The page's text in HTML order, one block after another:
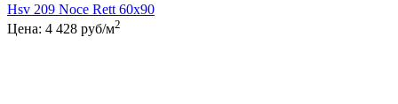
Hsv 209 Noce Rett 60x90
Цена: 4 428 руб/м2